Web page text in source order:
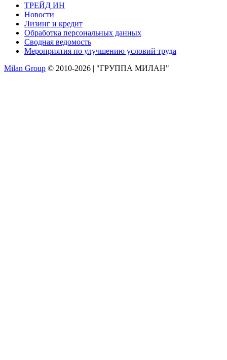
ТРЕЙД ИН
Новости
Лизинг и кредит
Обработка персональных данных
Сводная ведомость
Мероприятия по улучшению условий труда
Milan Group © 2010-2026 | "ГРУППА МИЛАН"